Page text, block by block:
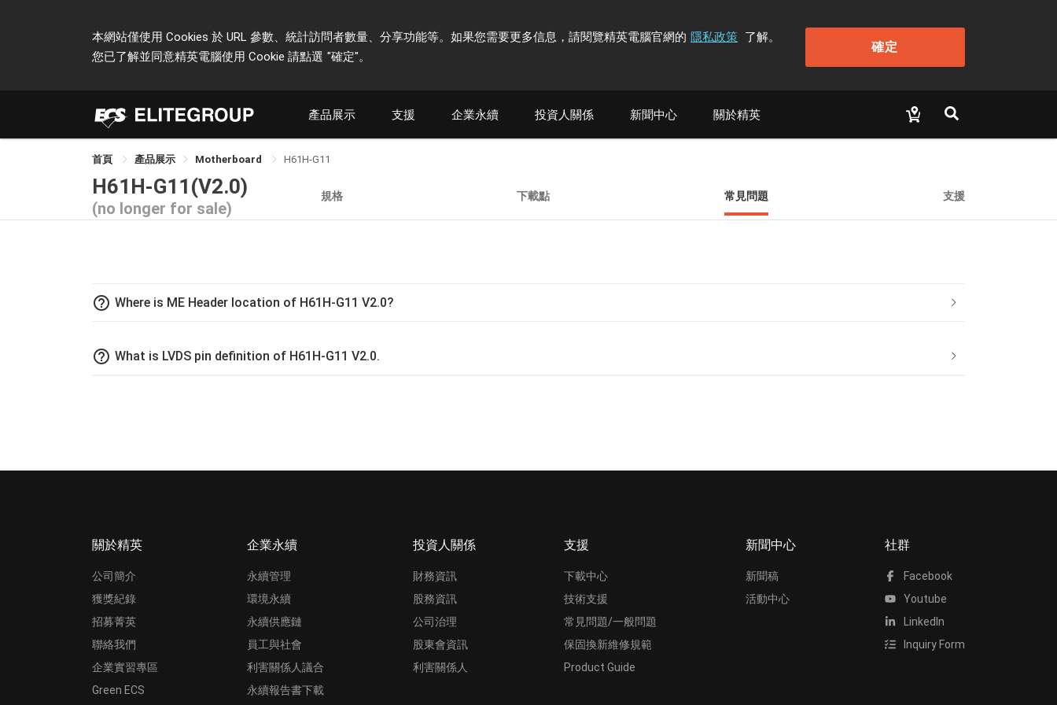
本網站僅使用 Cookies 於 URL 參數、統計訪問者數量、分享功能等。如果您需要更多信息，請閱覽精英電腦官網的 隱私政策 了解。
您已了解並同意精英電腦使用 Cookie 請點選 "確定"。
確定
產品展示 支援 企業永續 投資人關係 新聞中心 關於精英
首頁 產品展示 Motherboard H61H-G11
H61H-G11(V2.0)
(no longer for sale)
規格 下載點 常見問題 支援
help_outline Where is ME Header location of H61H-G11 V2.0?
help_outline What is LVDS pin definition of H61H-G11 V2.0.
關於精英
公司簡介
獲獎紀錄
招募菁英
聯絡我們
企業實習專區
Green ECS
企業永續
永續管理
環境永續
永續供應鏈
員工與社會
利害關係人議合
永續報告書下載
投資人關係
財務資訊
股務資訊
公司治理
股東會資訊
利害關係人
支援
下載中心
技術支援
常見問題/一般問題
保固換新維修規範
Product Guide
新聞中心
新聞稿
活動中心
社群
Facebook
Youtube
LinkedIn
Inquiry Form